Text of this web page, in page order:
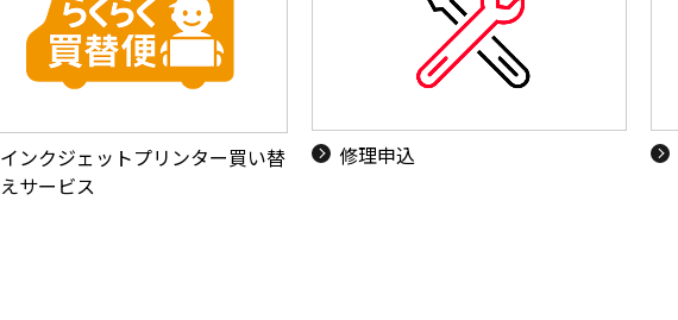
インクジェットプリンター買い替
えサービス
修理申込